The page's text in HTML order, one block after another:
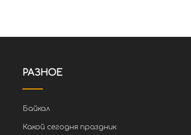
РАЗНОЕ
Байкал
Какой сегодня праздник